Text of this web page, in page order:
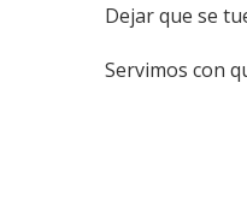
Dejar que se
Servimos con